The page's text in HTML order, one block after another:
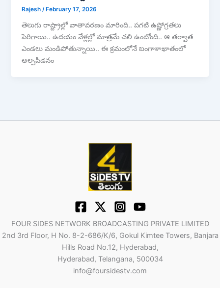
Rajesh /February 17, 2026
తెలుగు రాష్ట్రాల్లో వాతావరణం మారింది.. పగటి ఉష్ణోగ్రతలు
పెరిగాయి.. ఉదయం వేళ్లల్లో మాత్రమే చలి ఉంటోంది.. ఆ తర్వాత
ఎండలు మండిపోతున్నాయి.. ఈ క్రమంలోనే బంగాళాఖాతంలో
అల్పపీడనం
FOUR SIDES NETWORK BROADCASTING PRIVATE LIMITED
2nd 3rd Floor, H No. 8-2-686/K/6, Gokul Kimtee Towers, Banjara
Hills Road No.12, Hyderabad,
Hyderabad, Telangana, 500034
info@foursidestv.com